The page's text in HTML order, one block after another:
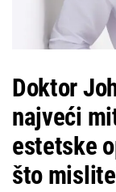
Doktor
najveći
estetske
što